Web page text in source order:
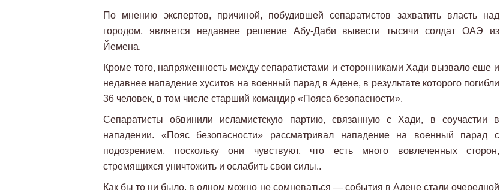
По мнению экспертов, причиной, побудившей сепаратистов захватить власть над
городом, является недавнее решение Абу-Даби вывести тысячи солдат ОАЭ из
Йемена.
Кроме того, напряженность между сепаратистами и сторонниками Хади вызвало еше и
недавнее нападение хуситов на военный парад в Адене, в результате которого погибли
36 человек, в том числе старший командир «Пояса безопасности».
Сепаратисты обвинили исламистскую партию, связанную с Хади, в соучастии в
нападении. «Пояс безопасности» рассматривал нападение на военный парад с
подозрением, поскольку они чувствуют, что есть много вовлеченных сторон,
стремящихся уничтожить и ослабить свои силы..
Как бы то ни было, в одном можно не сомневаться — события в Адене стали очередной